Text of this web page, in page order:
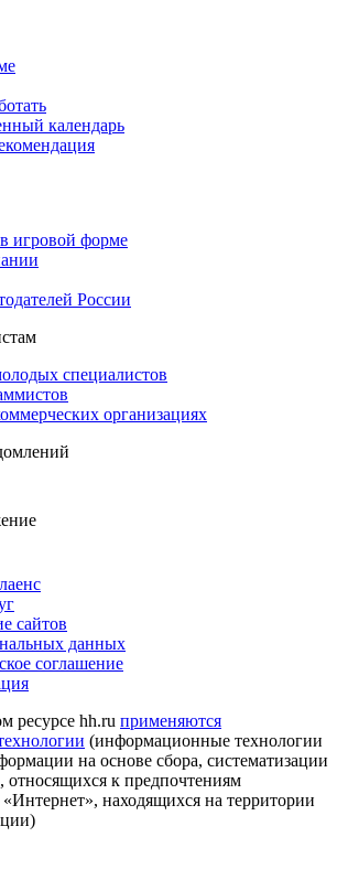
календарь
игровой форме
России
специалистов
организациях
сайтов
данных
соглашение
ресурсе hh.ru применяются
(информационные технологии
на основе сбора, систематизации
относящихся к предпочтениям
«Интернет», находящихся на территории